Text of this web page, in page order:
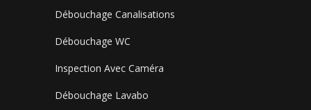
Débouchage Canalisations
Débouchage WC
Inspection Avec Caméra
Débouchage Lavabo